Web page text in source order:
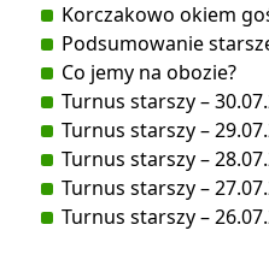
Korczakowo okiem
Podsumowanie
Co jemy na obozie?
Turnus starszy –
Turnus starszy –
Turnus starszy –
Turnus starszy –
Turnus starszy –